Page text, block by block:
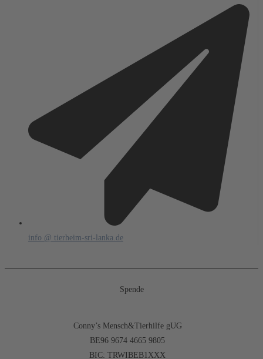
info @ tierheim-sri-lanka.de
Spende
Conny’s Mensch&Tierhilfe gUG
BE96 9674 4665 9805
BIC: TRWIBEB1XXX